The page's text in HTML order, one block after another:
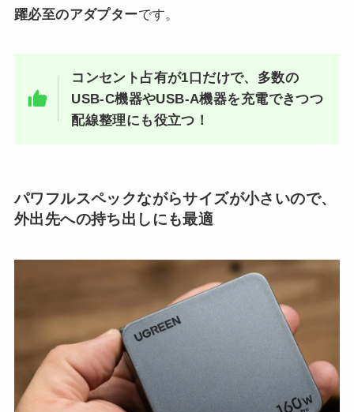
躍必至のアダプターです。
コンセント占有が1口だけで、多数の
USB-C機器やUSB-A機器を充電できつつ
配線整理にも役立つ！
パワフルスペックながらサイズが小さいので、
外出先への持ち出しにも最適